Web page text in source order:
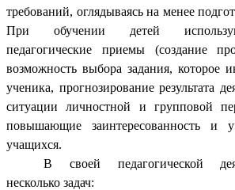
требований, оглядываясь на менее
При обучении детей
педагогические приемы (создание
возможность выбора задания, которое
ученика, прогнозирование результата
ситуации личностной и групповой
повышающие заинтересованность и
учащихся.
В своей педагогической
несколько задач: